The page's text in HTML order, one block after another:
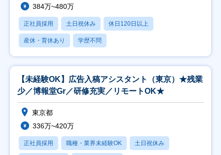
384万~480万
正社員採用 土日祝休み 休日120日以上
産休・育休あり 学歴不問
【未経験OK】広告入稿アシスタント（東京）★残業
少／博報堂Gr／研修充実／リモートOK★
東京都
336万~420万
正社員採用 職種・業界未経験OK 土日祝休み